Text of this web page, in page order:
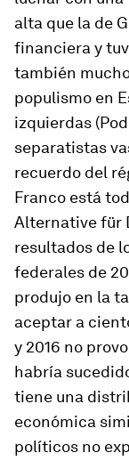
alta que la de
financiera y
también
populismo en
izquierdas
separatistas
recuerdo del
Franco está
Alternative für
resultados de
federales de
produjo en la
aceptar a
y 2016 no
habría
tiene una
económica
políticos no